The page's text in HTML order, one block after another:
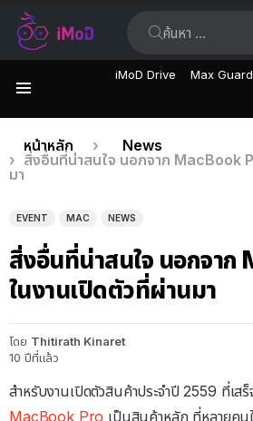
iMoD Drive Max Guard
เรื่อง
ล่าสุด
คุณอยู่ที่นี่:
หน้าหลัก
News
สิ่งอื่นที่น่าสนใจ นอกจาก MacBook
มา
EVENT MAC NEWS
สิ่งอื่นที่น่าสนใจ นอกจาก
ในงานเปิดตัวที่ผ่านมา
โดย Thitirath Kinaret
10 ปีที่แล้ว
สำหรับงานเปิดตัวสินค้าประจำปี 2559 ที่เส
MacBook Pro เป็นสินค้าหลัก ที่หลายคน